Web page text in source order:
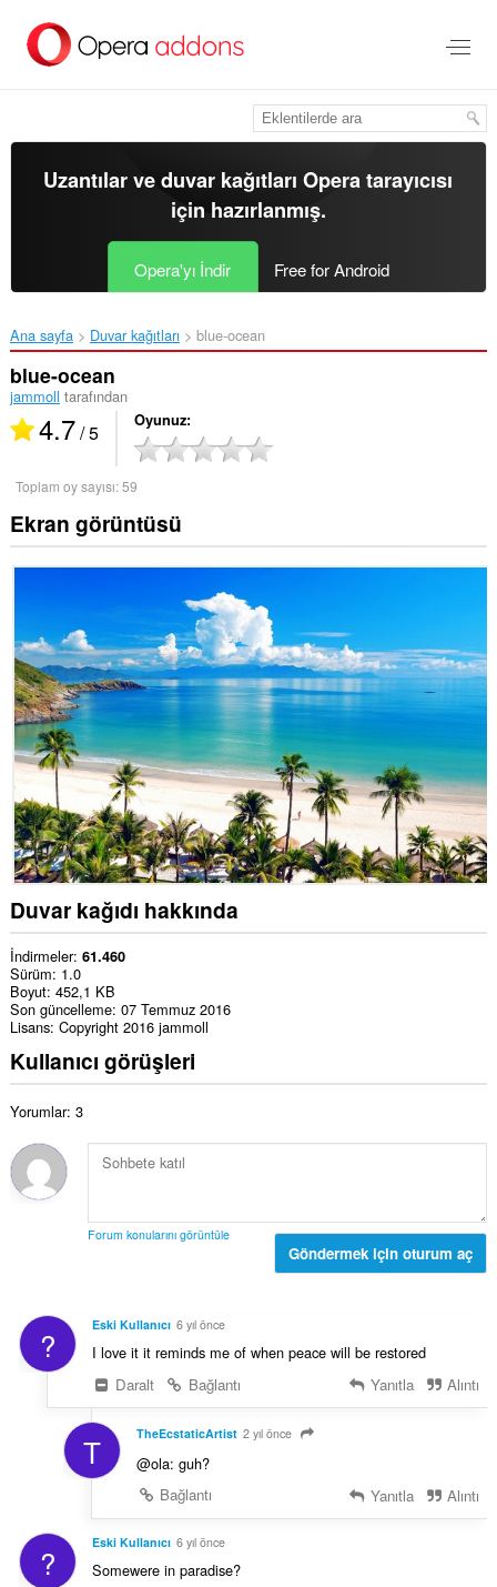
içeriğe
Uzantılar ve duvar kağıtlarıOpera tarayıcısı
için hazırlanmış.
Opera'yı İndir Free for Android
Ana sayfa Duvar kağıtları blue-ocean‎
blue-ocean
jammoll tarafından
4.7/ 5 Oyunuz
Toplam oy sayısı:59
Ekran görüntüsü
Duvar kağıdı hakkında
İndirmeler 61.460
Sürüm 1.0
Boyut 452,1 KB
Son güncelleme 07 Temmuz 2016
Lisans Copyright 2016 jammoll
Kullanıcı görüşleri
Yorumlar: 3
Forum konularını görüntüle
Göndermek için oturum aç
? Eski Kullanıcı 6 yıl önce
I love it it reminds me of when peace will be restored
Daralt
Bağlantı Yanıtla Alıntı
T TheEcstaticArtist 2 yıl önce
@ola: guh?
Bağlantı
Yanıtla Alıntı
? Eski Kullanıcı 6 yıl önce
Somewere in paradise?